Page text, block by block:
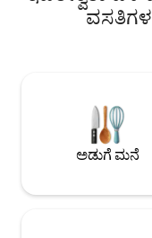
ನಮ್ಮ ಸ್ಥಳವು
ಹೊಂದಿದೆ, ಕಡಲತೀರದ
ನಾವು ಹೊಂದಿದ್ದೇವೆ.
ಅಡುಗೆ ಮನೆ